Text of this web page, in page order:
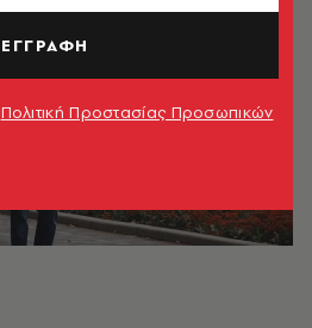
ΕΓΓΡΑΦΗ
Πολιτική Προστασίας Προσωπικών